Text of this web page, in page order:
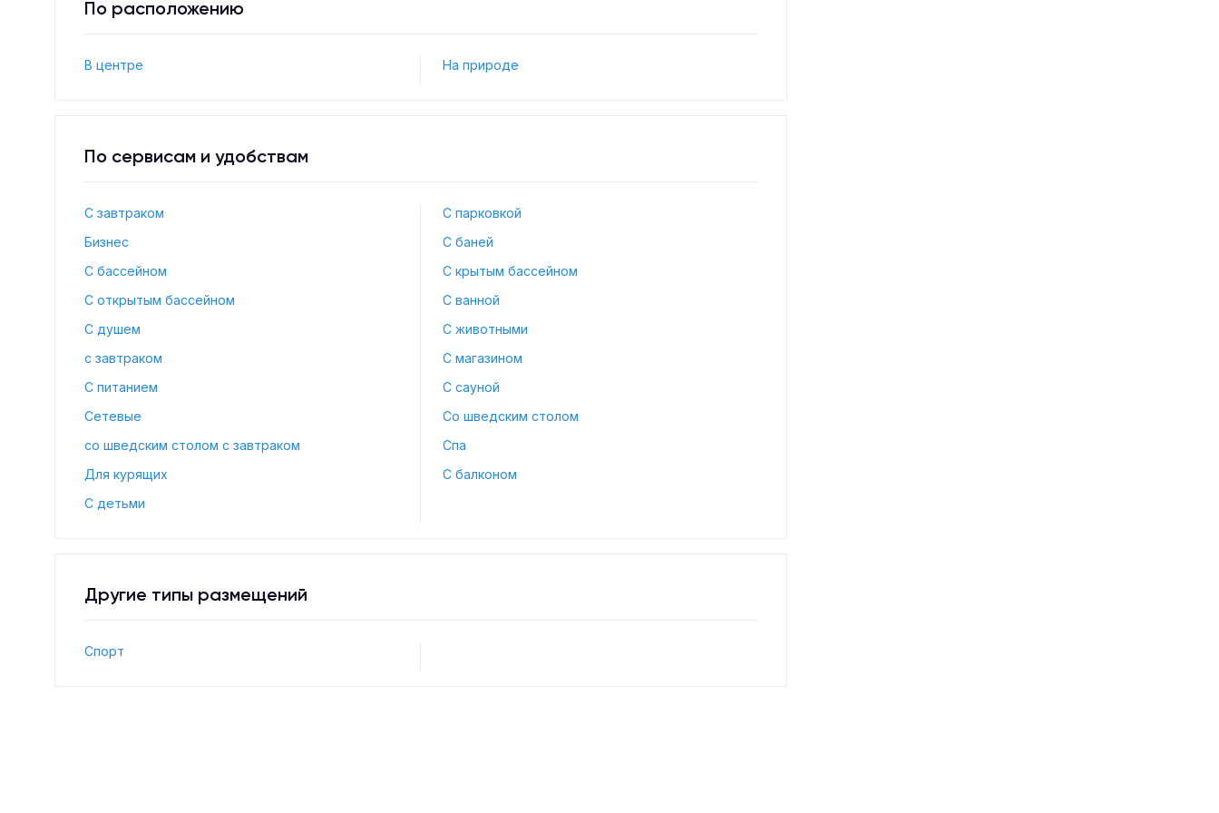
По расположению
В центре На природе
По сервисам и удобствам
С завтраком
С парковкой
Бизнес
С баней
С бассейном
С крытым бассейном
С открытым бассейном
С ванной
С душем
С животными
с завтраком
С магазином
С питанием
С сауной
Сетевые
Со шведским столом
со шведским столом с завтраком
Спа
Для курящих
С балконом
С детьми
Другие типы размещений
Спорт